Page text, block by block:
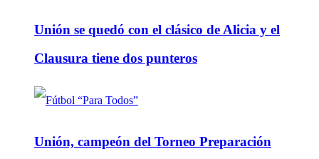
Unión se quedó con el clásico de Alicia y el
Clausura tiene dos punteros
Unión, campeón del Torneo Preparación